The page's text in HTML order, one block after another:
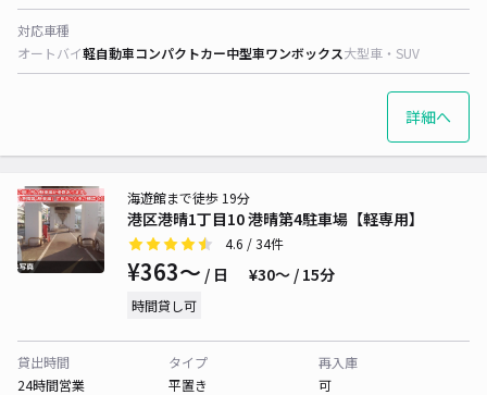
対応車種
オートバイ軽自動車コンパクトカー中型車ワンボックス大型車・SUV
詳細へ
港区港晴1丁目10 港晴第4駐車場【軽専用】
海遊館まで徒歩 19分
4.6 / 34件
¥363〜 / 日 ¥30〜 / 15分
時間貸し可
貸出時間
24時間営業
タイプ
平置き
再入庫
可